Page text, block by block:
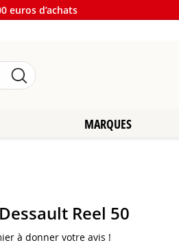
euros d’achats
MARQUES
Reel 50
à donner votre avis !